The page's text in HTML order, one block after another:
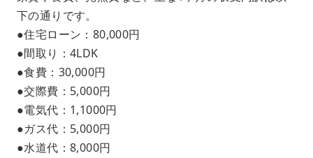
下の通りです。
●住宅ローン：80,000円
●間取り：4LDK
●食費：30,000円
●交際費：5,000円
●電気代：1,1000円
●ガス代：5,000円
●水道代：8,000円